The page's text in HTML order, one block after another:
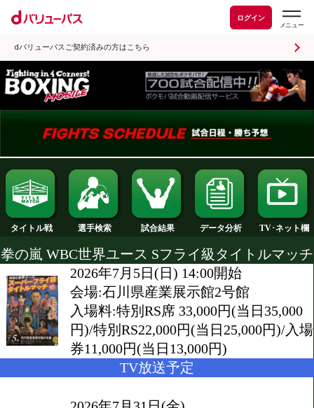
ログイン
dバリューパスご契約済みの方はこちら
タイトル戦 選手検索 試合結果 データ分析
拳の嵐 WBC世界ユース Sフライ級タイ
2026年7月5日(日) 14:00開始
会場:石川県産業展示館2号館
入場料:特別RS席 33,000円(当
円)/特別RS22,000円(当日